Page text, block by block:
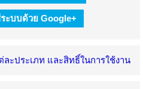
ะบบด้วย Google+
ะประเภท และสิทธิ์ในการใช้งาน